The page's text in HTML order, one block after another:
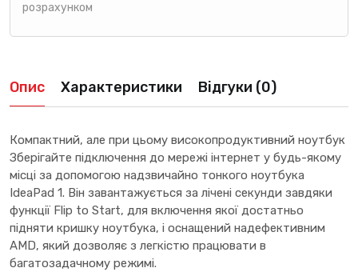
розрахунком
Опис Характеристики Відгуки (0)
Компактний, але при цьому високопродуктивний ноутбук
Зберігайте підключення до мережі інтернет у будь-якому
місці за допомогою надзвичайно тонкого ноутбука
IdeaPad 1. Він завантажується за лічені секунди завдяки
функції Flip to Start, для включення якої достатньо
підняти кришку ноутбука, і оснащений надефективним
AMD, який дозволяє з легкістю працювати в
багатозадачному режимі.